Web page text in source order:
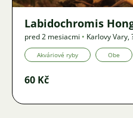
Labidochromis
pred 2 mesiacmi • Karlovy Vary,
Akváriové ryby Obe
60 Kč